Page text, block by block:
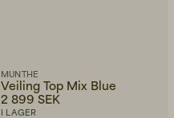
MUNTHE
Veiling Top Mix Blue
2 899 SEK
I LAGER